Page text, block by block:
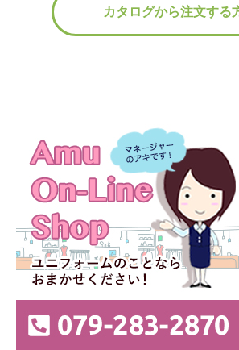
カタログから注文する